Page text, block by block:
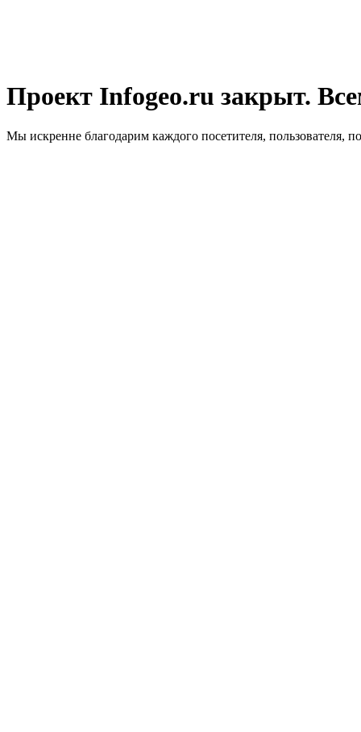
Проект Infogeo.ru закрыт.
Мы искренне благодарим каждого посетителя, пользователя,